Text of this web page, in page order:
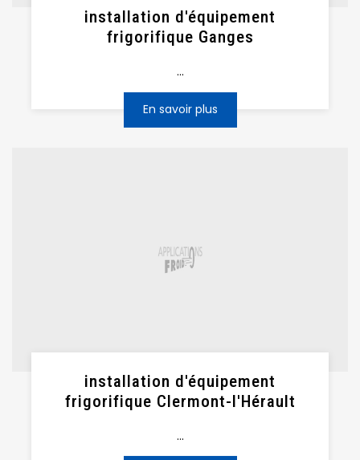
installation d'équipement
frigorifique Ganges
...
En savoir plus
installation d'équipement
frigorifique Clermont-l'Hérault
...